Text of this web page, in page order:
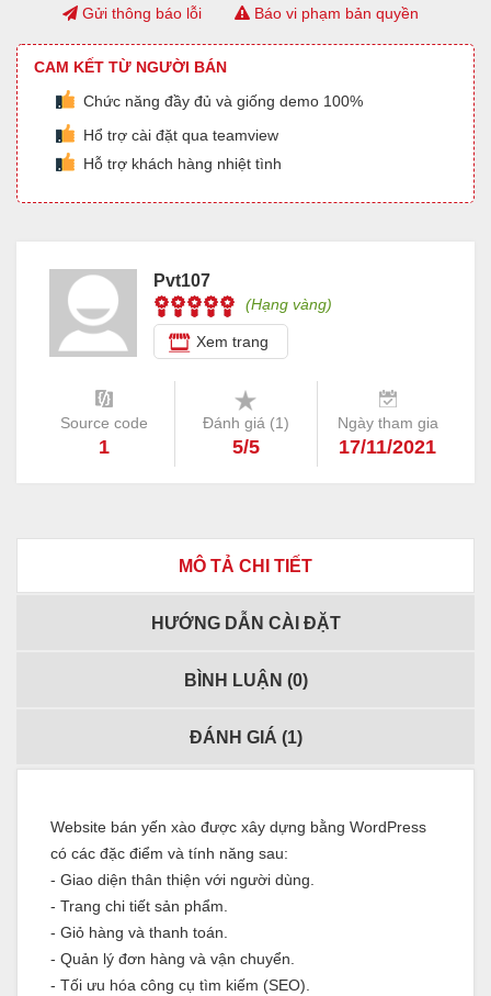
Gửi thông báo lỗi Báo vi phạm bản quyền
CAM KẾT TỪ NGƯỜI BÁN
Chức năng đầy đủ và giống demo 100%
Hổ trợ cài đặt qua teamview
Hỗ trợ khách hàng nhiệt tình
Pvt107
(Hạng vàng)
Xem trang
Source code
1
Đánh giá (1)
5/5
Ngày tham gia
17/11/2021
MÔ TẢ CHI TIẾT
HƯỚNG DẪN CÀI ĐẶT
BÌNH LUẬN (0)
ĐÁNH GIÁ (1)
Website bán yến xào được xây dựng bằng WordPress
có các đặc điểm và tính năng sau:
- Giao diện thân thiện với người dùng.
- Trang chi tiết sản phẩm.
- Giỏ hàng và thanh toán.
- Quản lý đơn hàng và vận chuyển.
- Tối ưu hóa công cụ tìm kiếm (SEO).